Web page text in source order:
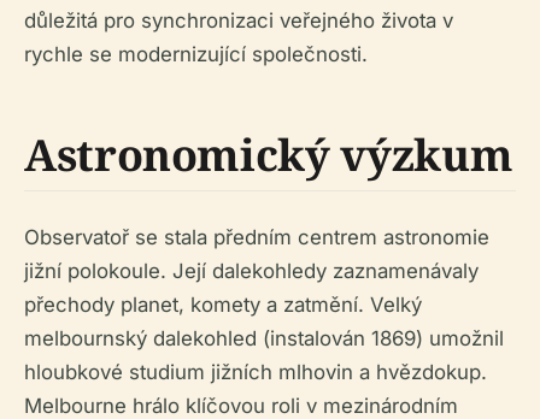
důležitá pro synchronizaci veřejného života v
rychle se modernizující společnosti.
Astronomický výzkum
Observatoř se stala předním centrem astronomie
jižní polokoule. Její dalekohledy zaznamenávaly
přechody planet, komety a zatmění. Velký
melbournský dalekohled (instalován 1869) umožnil
hloubkové studium jižních mlhovin a hvězdokup.
Melbourne hrálo klíčovou roli v mezinárodním